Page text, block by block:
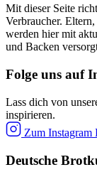
Mit dieser Seite
Verbraucher.
werden hier mit
und Backen
Folge uns auf
Lass dich von
inspirieren.
Zum Instagram
Deutsche